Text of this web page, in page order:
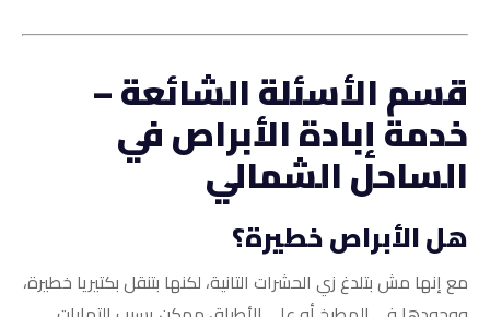
قسم الأسئلة الشائعة –
خدمة إبادة الأبراص في
الساحل الشمالي
هل الأبراص خطيرة؟
مع إنها مش بتلدغ زي الحشرات التانية، لكنها بتنقل بكتيريا خطيرة،